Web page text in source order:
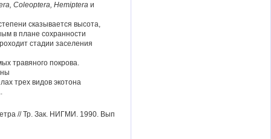
, Coleoptera, Hemiptera и
сказывается высота,
в плане сохранности
стадии заселения
травяного покрова.
трех видов экотона
// Тр. Зак. НИГМИ. 1990. Вып